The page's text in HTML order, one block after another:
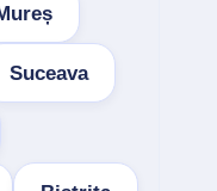
Suceava